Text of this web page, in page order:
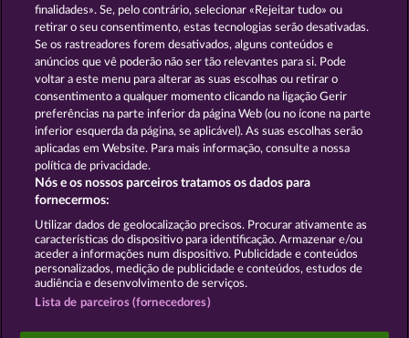
Mostrar todos os jogos
Termos e Condições
Declaração de Privacidade Marca
Empresa Perguntas frequentes Facebook
Blogue
Enviar pedido de rescisão
Os jogos do Casino social destinam-se apenas a fins
finalidades». Se, pelo contrário, selecionar «Rejeitar tudo» ou
retirar o seu consentimento, estas tecnologias serão desativadas.
Se os rastreadores forem desativados, alguns conteúdos e
anúncios que vê poderão não ser tão relevantes para si. Pode
voltar a este menu para alterar as suas escolhas ou retirar o
consentimento a qualquer momento clicando na ligação Gerir
preferências na parte inferior da página Web (ou no ícone na parte
inferior esquerda da página, se aplicável). As suas escolhas serão
aplicadas em Website. Para mais informação, consulte a nossa
política de privacidade.
Nós e os nossos parceiros tratamos os dados para
fornecermos:
Utilizar dados de geolocalização precisos. Procurar ativamente as
características do dispositivo para identificação. Armazenar e/ou
aceder a informações num dispositivo. Publicidade e conteúdos
personalizados, medição de publicidade e conteúdos, estudos de
audiência e desenvolvimento de serviços.
Lista de parceiros (fornecedores)